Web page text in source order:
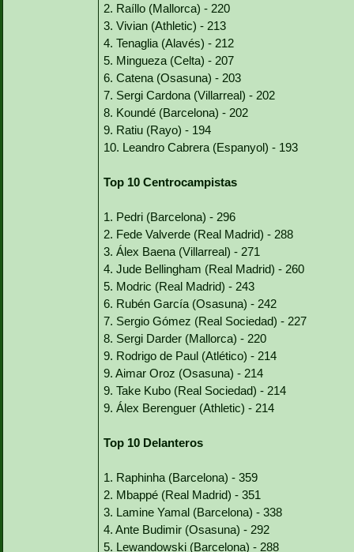
2. Raíllo (Mallorca) - 220
3. Vivian (Athletic) - 213
4. Tenaglia (Alavés) - 212
5. Mingueza (Celta) - 207
6. Catena (Osasuna) - 203
7. Sergi Cardona (Villarreal) - 202
8. Koundé (Barcelona) - 202
9. Ratiu (Rayo) - 194
10. Leandro Cabrera (Espanyol) - 193
Top 10 Centrocampistas
1. Pedri (Barcelona) - 296
2. Fede Valverde (Real Madrid) - 288
3. Álex Baena (Villarreal) - 271
4. Jude Bellingham (Real Madrid) - 260
5. Modric (Real Madrid) - 243
6. Rubén García (Osasuna) - 242
7. Sergio Gómez (Real Sociedad) - 227
8. Sergi Darder (Mallorca) - 220
9. Rodrigo de Paul (Atlético) - 214
9. Aimar Oroz (Osasuna) - 214
9. Take Kubo (Real Sociedad) - 214
9. Álex Berenguer (Athletic) - 214
Top 10 Delanteros
1. Raphinha (Barcelona) - 359
2. Mbappé (Real Madrid) - 351
3. Lamine Yamal (Barcelona) - 338
4. Ante Budimir (Osasuna) - 292
5. Lewandowski (Barcelona) - 288